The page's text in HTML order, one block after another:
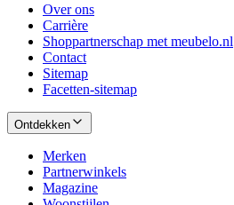
Over ons
Carrière
Shoppartnerschap met meubelo.nl
Contact
Sitemap
Facetten-sitemap
Ontdekken
Merken
Partnerwinkels
Magazine